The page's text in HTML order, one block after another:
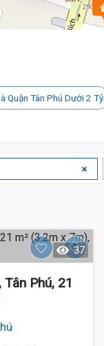
Quận Tân Phú Dưới 2 Tỷ
37
Phú, 21